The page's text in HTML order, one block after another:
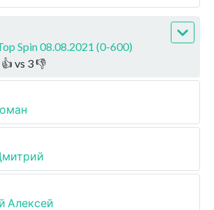
Spin 08.08.2021 (0-600)
👍 vs 3👎
Алексей